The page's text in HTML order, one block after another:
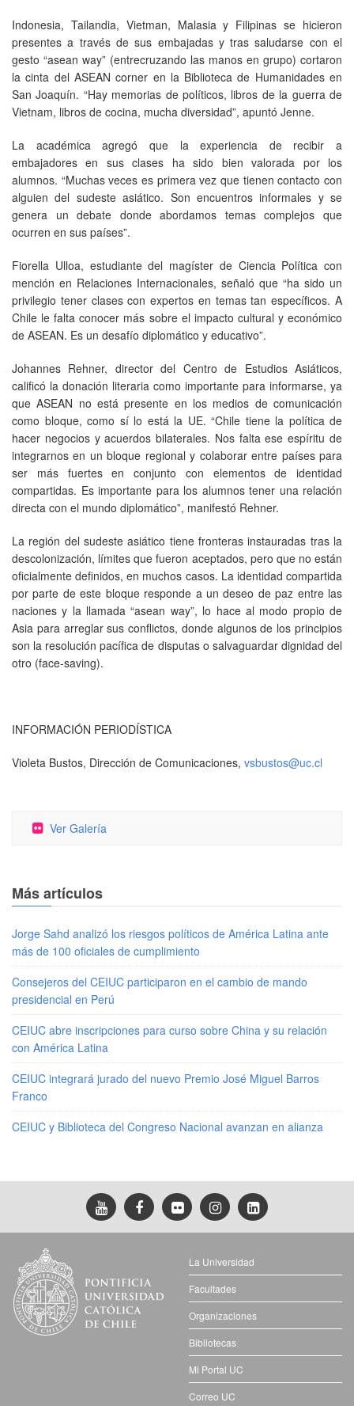
Indonesia, Tailandia, Vietman, Malasia y Filipinas se hicieron
presentes a través de sus embajadas y tras saludarse con el
gesto “asean way” (entrecruzando las manos en grupo) cortaron
la cinta del ASEAN corner en la Biblioteca de Humanidades en
San Joaquín. “Hay memorias de políticos, libros de la guerra de
Vietnam, libros de cocina, mucha diversidad”, apuntó Jenne.
La académica agregó que la experiencia de recibir a
embajadores en sus clases ha sido bien valorada por los
alumnos. “Muchas veces es primera vez que tienen contacto con
alguien del sudeste asiático. Son encuentros informales y se
genera un debate donde abordamos temas complejos que
ocurren en sus países”.
Fiorella Ulloa, estudiante del magíster de Ciencia Política con
mención en Relaciones Internacionales, señaló que “ha sido un
privilegio tener clases con expertos en temas tan específicos. A
Chile le falta conocer más sobre el impacto cultural y económico
de ASEAN. Es un desafío diplomático y educativo”.
Johannes Rehner, director del Centro de Estudios Asiáticos,
calificó la donación literaria como importante para informarse, ya
que ASEAN no está presente en los medios de comunicación
como bloque, como sí lo está la UE. “Chile tiene la política de
hacer negocios y acuerdos bilaterales. Nos falta ese espíritu de
integrarnos en un bloque regional y colaborar entre países para
ser más fuertes en conjunto con elementos de identidad
compartidas. Es importante para los alumnos tener una relación
directa con el mundo diplomático”, manifestó Rehner.
La región del sudeste asiático tiene fronteras instauradas tras la
descolonización, límites que fueron aceptados, pero que no están
oficialmente definidos, en muchos casos. La identidad compartida
por parte de este bloque responde a un deseo de paz entre las
naciones y la llamada “asean way”, lo hace al modo propio de
Asia para arreglar sus conflictos, donde algunos de los principios
son la resolución pacífica de disputas o salvaguardar dignidad del
otro (face-saving).
INFORMACIÓN PERIODÍSTICA
Violeta Bustos, Dirección de Comunicaciones, vsbustos@uc.cl
Ver Galería
Más artículos
Jorge Sahd analizó los riesgos políticos de América Latina ante
más de 100 oficiales de cumplimiento
Consejeros del CEIUC participaron en el cambio de mando
presidencial en Perú
CEIUC abre inscripciones para curso sobre China y su relación
con América Latina
CEIUC integrará jurado del nuevo Premio José Miguel Barros
Franco
CEIUC y Biblioteca del Congreso Nacional avanzan en alianza
La Universidad
Facultades
Organizaciones
Bibliotecas
Mi Portal UC
Correo UC